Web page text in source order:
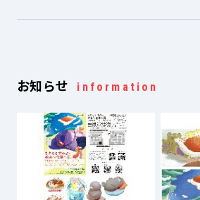
お知らせ information